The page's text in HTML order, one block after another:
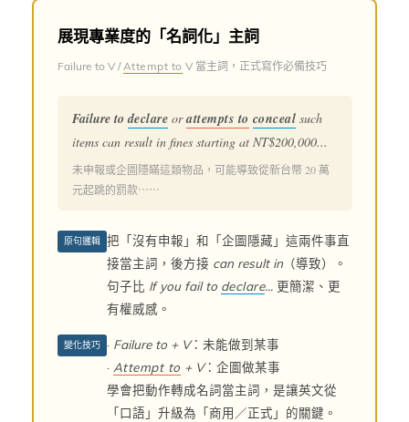
展現專業度的「名詞化」主詞
Failure to V /Attempt to V 當主詞，正式寫作必備技巧
Failure todeclare orattempts to conceal such
items can result in fines starting at NT$200,000...
未申報或企圖隱瞞這類物品，可能導致從新台幣 20 萬
元起跳的罰款⋯⋯
原句邏輯
把「沒有申報」和「企圖隱藏」這兩件事直
接當主詞，後方接 can result in（導致）。
句子比 If you fail to declare... 更簡潔、更
有權威感。
變化技巧 · Failure to + V：未能做到某事
· Attempt to + V：企圖做某事
學會把動作轉成名詞當主詞，是讓英文從
「口語」升級為「商用／正式」的關鍵。